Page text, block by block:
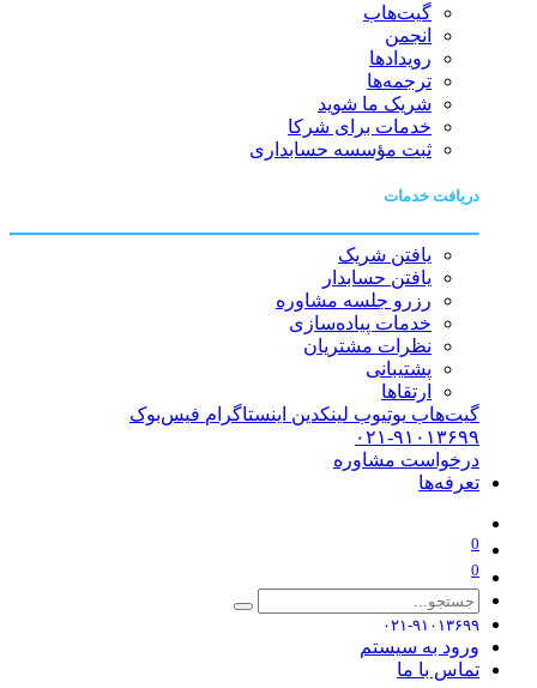
گیت‌هاب
انجمن
رویدادها
ترجمه‌ها
شریک ما شوید
خدمات برای شرکا
ثبت مؤسسه حسابداری
دریافت خدمات
یافتن شریک
یافتن حسابدار
رزرو جلسه مشاوره
خدمات پیاده‌سازی
نظرات مشتریان
پشتیبانی
ارتقاها
گیت‌هاب یوتیوب لینکدین اینستاگرام فیس‌بوک
۰۲۱-۹۱۰۱۳۶۹۹
درخواست مشاوره
تعرفه‌ها
0
0
۰۲۱-۹۱۰۱۳۶۹۹
ورود به سیستم
تماس با ما